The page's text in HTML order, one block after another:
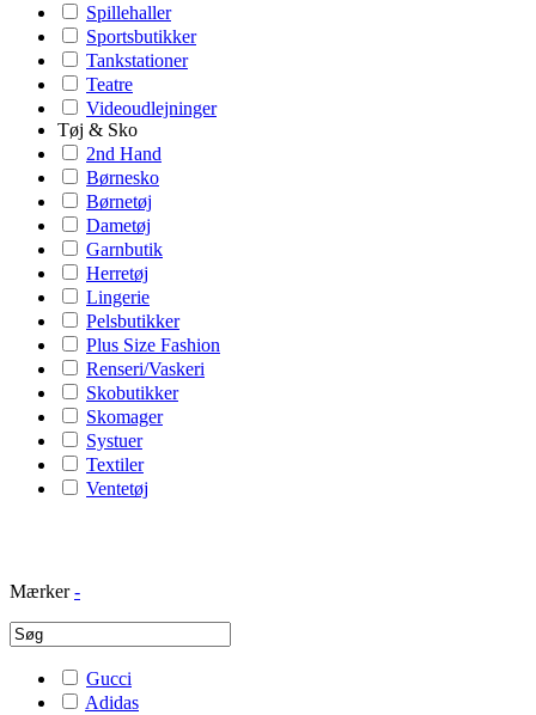
Spillehaller
Sportsbutikker
Tankstationer
Teatre
Videoudlejninger
Tøj & Sko
2nd Hand
Børnesko
Børnetøj
Dametøj
Garnbutik
Herretøj
Lingerie
Pelsbutikker
Plus Size Fashion
Renseri/Vaskeri
Skobutikker
Skomager
Systuer
Textiler
Ventetøj
Mærker -
Gucci
Adidas